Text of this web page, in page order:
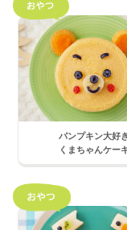
パンプキン大好き
くまちゃんケー